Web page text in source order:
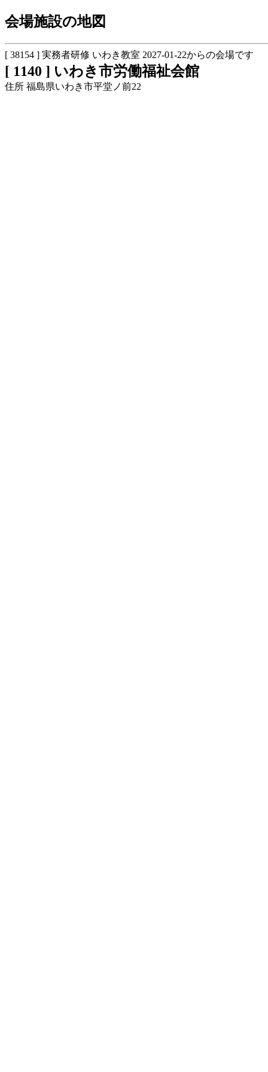
会場施設の地図
[ 38154 ] 実務者研修 いわき教室 2027-01-22からの会場です
[ 1140 ] いわき市労働福祉会館
住所 福島県いわき市平堂ノ前22